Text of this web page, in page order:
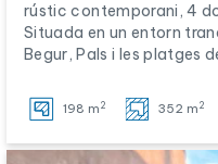
rústic contemporani, 4
Situada en un entorn
Begur, Pals i les platges
198 m 2 352 m 2